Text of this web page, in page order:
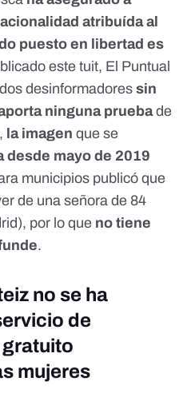
atribuída al
puesto en libertad es
este tuit, El Puntual
desinformadores sin
ninguna pruebade
la imagen que se
desde mayo de 2019
municipios publicó que
de una señora de 84
por lo que no tiene
.
no se ha
de
mujeres